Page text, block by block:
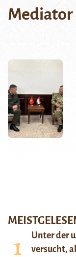
Mediator
Unter der
versucht,